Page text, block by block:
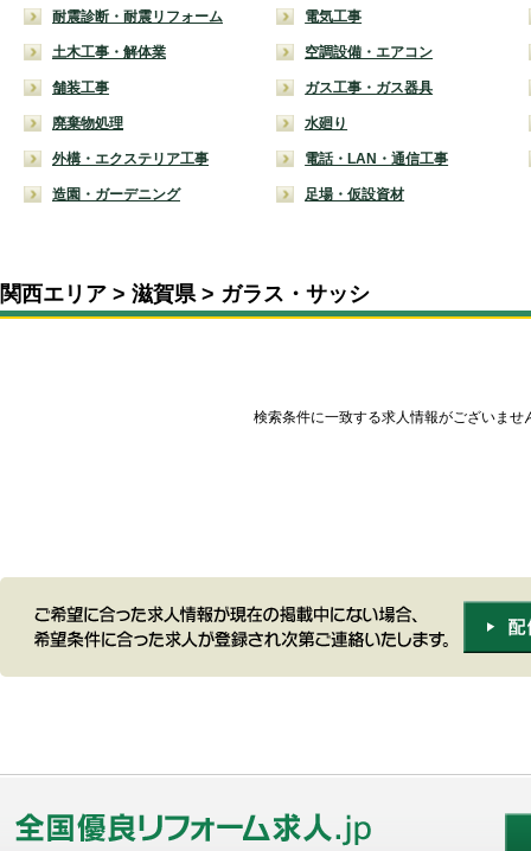
耐震診断・耐震リフォーム
土木工事・解体業
舗装工事
廃棄物処理
外構・エクステリア工事
造園・ガーデニング
電気工事
空調設備・エアコン
ガス工事・ガス器具
水廻り
電話・LAN・通信工事
足場・仮設資材
関西エリア 滋賀県 ガラス・サッシ
検索条件に一致する求人情報がございませ